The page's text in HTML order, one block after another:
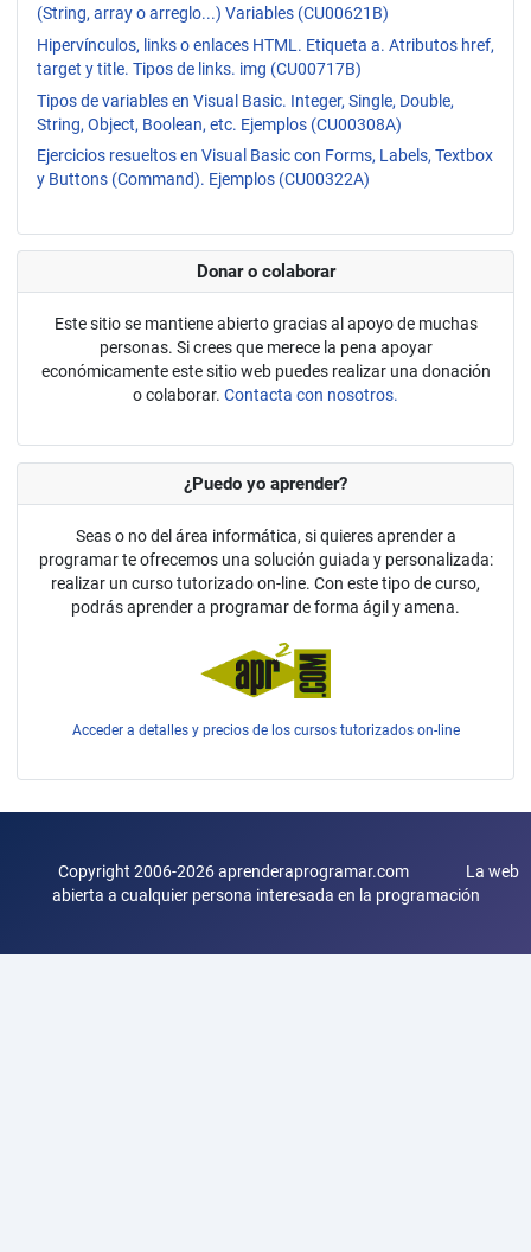
(String, array o arreglo...) Variables (CU00621B)
Hipervínculos, links o enlaces HTML. Etiqueta a. Atributos href,
target y title. Tipos de links. img (CU00717B)
Tipos de variables en Visual Basic. Integer, Single, Double,
String, Object, Boolean, etc. Ejemplos (CU00308A)
Ejercicios resueltos en Visual Basic con Forms, Labels, Textbox
y Buttons (Command). Ejemplos (CU00322A)
Donar o colaborar
Este sitio se mantiene abierto gracias al apoyo de muchas
personas. Si crees que merece la pena apoyar
económicamente este sitio web puedes realizar una donación
o colaborar. Contacta con nosotros.
¿Puedo yo aprender?
Seas o no del área informática, si quieres aprender a
programar te ofrecemos una solución guiada y personalizada:
realizar un curso tutorizado on-line. Con este tipo de curso,
podrás aprender a programar de forma ágil y amena.
Acceder a detalles y precios de los cursos tutorizados on-line
Copyright 2006-2026 aprenderaprogramar.com La web
abierta a cualquier persona interesada en la programación